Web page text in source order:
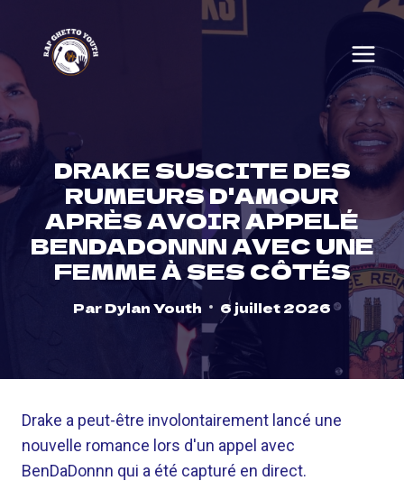
content
DRAKE SUSCITE DES
RUMEURS D'AMOUR
APRÈS AVOIR APPELÉ
BENDADONNN AVEC UNE
FEMME À SES CÔTÉS
ParDylan Youth 6 juillet 2026
Drake a peut-être involontairement lancé une
nouvelle romance lors d'un appel avec
BenDaDonnn qui a été capturé en direct.